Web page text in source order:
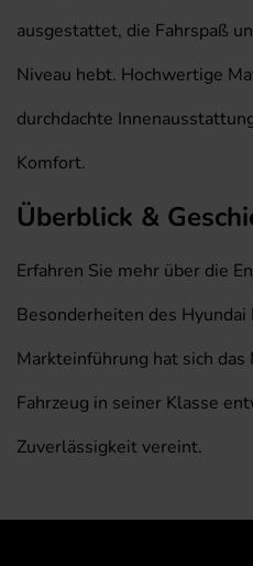
ausgestattet, die Fahrspaß
Niveau hebt. Hochwertige
durchdachte
Komfort.
Überblick &
Erfahren Sie mehr über die
Besonderheiten des Hyundai
Markteinführung hat sich
Fahrzeug in seiner Klasse
Zuverlässigkeit vereint.